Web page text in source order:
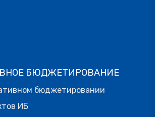
БЮДЖЕТИРОВАНИЕ
бюджетировании
ИБ